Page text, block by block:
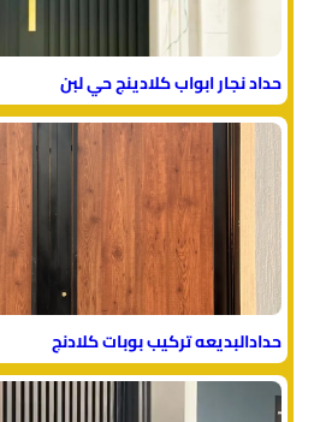
حداد نجار ابواب كلادينج حي لبن
حدادالبديعه تركيب بوبات كلادنج